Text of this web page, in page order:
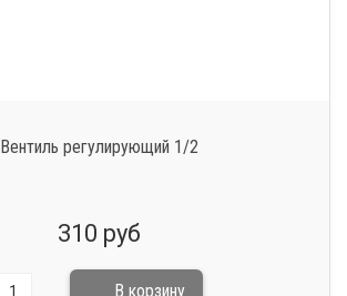
Вентиль регулирующий 1/2
310 руб